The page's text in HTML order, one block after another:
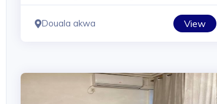
Douala akwa View